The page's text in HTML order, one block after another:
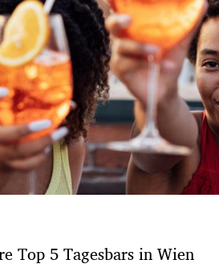
Top 5 Tagesbars in Wien